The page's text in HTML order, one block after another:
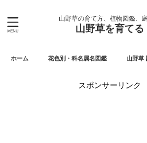
山野草の育て方、植物図鑑、
山野草を育てる
ホーム 花色別・科名属名図鑑 山野草
スポンサーリンク